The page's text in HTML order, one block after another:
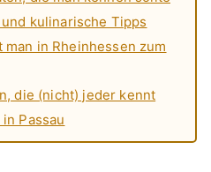
kulinarische Tipps
in Rheinhessen zum
die (nicht) jeder kennt
Passau